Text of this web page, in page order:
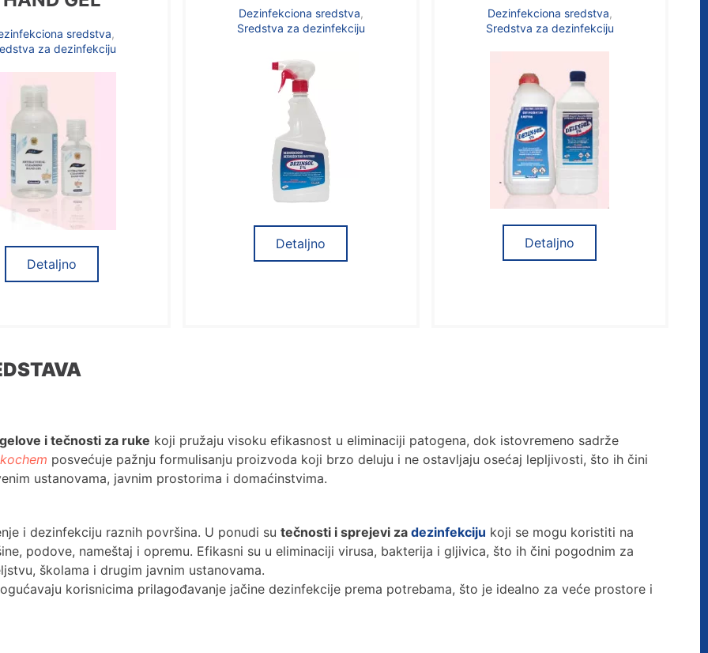
sredstva,
za dezinfekciju
Detaljno
Dezinfekciona sredstva,
Sredstva za dezinfekciju
Detaljno
Dezinfekciona sredstva,
Sredstva za dezinfekciju
Detaljno
i tečnosti za ruke koji pružaju visoku efikasnost u eliminaciji patogena, dok istovremeno sadrže
posvećuje pažnju formulisanju proizvoda koji brzo deluju i ne ostavljaju osećaj lepljivosti, što ih čini
ustanovama, javnim prostorima i domaćinstvima.
i dezinfekciju raznih površina. U ponudi su tečnosti i sprejevi za dezinfekciju koji se mogu koristiti na
podove, nameštaj i opremu. Efikasni su u eliminaciji virusa, bakterija i gljivica, što ih čini pogodnim za
školama i drugim javnim ustanovama.
korisnicima prilagođavanje jačine dezinfekcije prema potrebama, što je idealno za veće prostore i